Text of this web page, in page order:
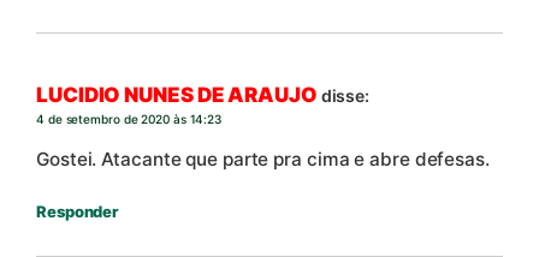
LUCIDIO NUNES DE ARAUJO disse:
4 de setembro de 2020 às 14:23
Gostei. Atacante que parte pra cima e abre defesas.
Responder